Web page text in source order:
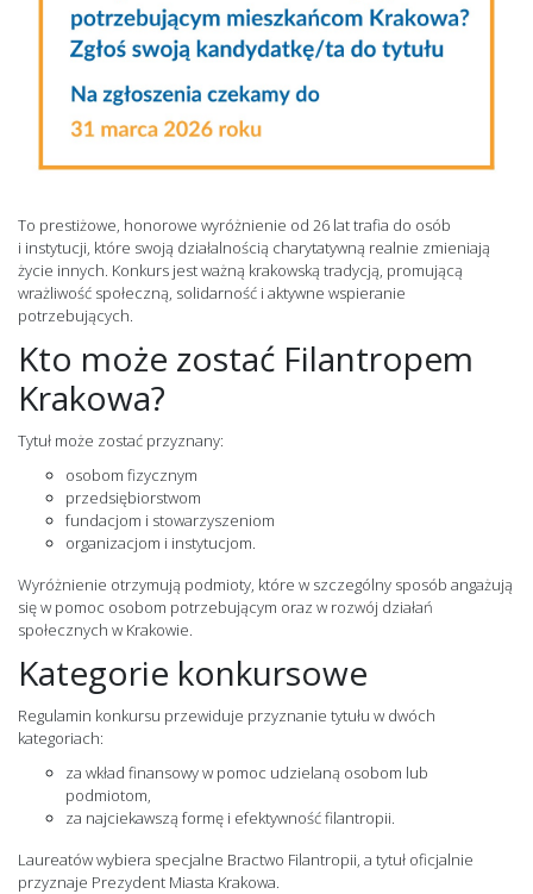
To prestiżowe, honorowe wyróżnienie od 26 lat trafia do osób
i instytucji, które swoją działalnością charytatywną realnie zmieniają
życie innych. Konkurs jest ważną krakowską tradycją, promującą
wrażliwość społeczną, solidarność i aktywne wspieranie
potrzebujących.
Kto może zostać Filantropem
Krakowa?
Tytuł może zostać przyznany:
osobom fizycznym
przedsiębiorstwom
fundacjom i stowarzyszeniom
organizacjom i instytucjom.
Wyróżnienie otrzymują podmioty, które w szczególny sposób angażują
się w pomoc osobom potrzebującym oraz w rozwój działań
społecznych w Krakowie.
Kategorie konkursowe
Regulamin konkursu przewiduje przyznanie tytułu w dwóch
kategoriach:
za wkład finansowy w pomoc udzielaną osobom lub
podmiotom,
za najciekawszą formę i efektywność filantropii.
Laureatów wybiera specjalne Bractwo Filantropii, a tytuł oficjalnie
przyznaje Prezydent Miasta Krakowa.